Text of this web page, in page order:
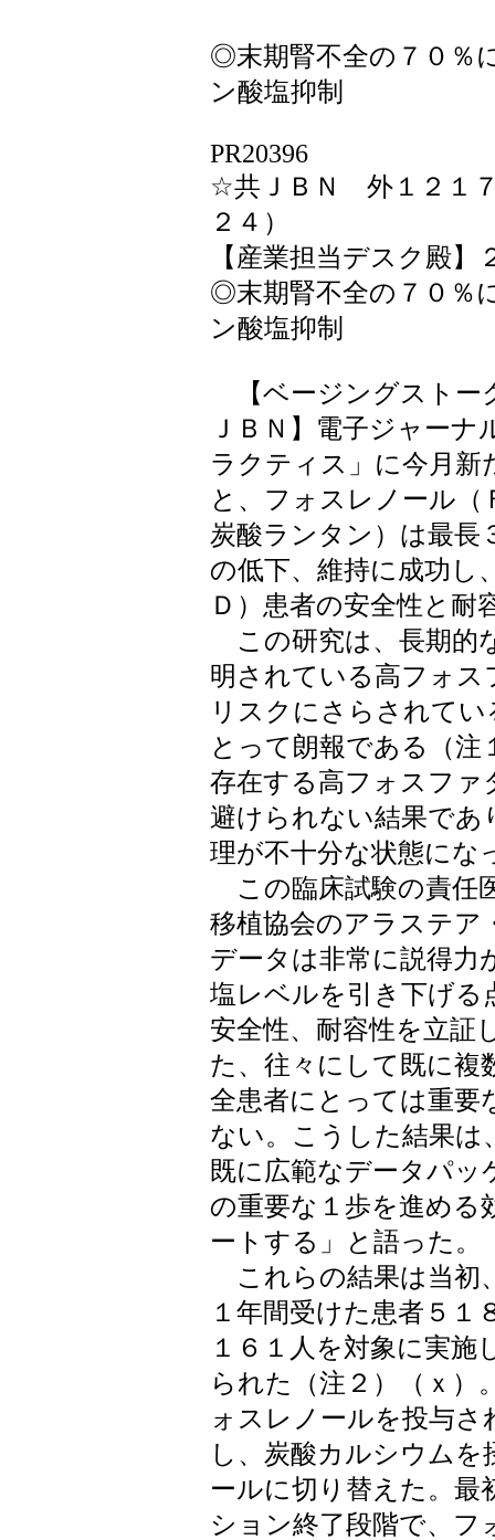
◎末期腎不全の７０
ン酸塩抑制
PR20396
☆共ＪＢＮ 外１２１
２４）
【産業担当デスク殿】
◎末期腎不全の７０
ン酸塩抑制
【ベージングストー
ＪＢＮ】電子ジャー
ラクティス」に今月新
と、フォスレノール（
炭酸ランタン）は最長
の低下、維持に成功し
Ｄ）患者の安全性と耐
この研究は、長期的
明されている高フォス
リスクにさらされて
とって朗報である（注
存在する高フォスファ
避けられない結果であ
理が不十分な状態にな
この臨床試験の責任
移植協会のアラステア
データは非常に説得力
塩レベルを引き下げる
安全性、耐容性を立証
た、往々にして既に複
全患者にとっては重要
ない。こうした結果
既に広範なデータパッ
の重要な１歩を進める
ートする」と語った。
これらの結果は当初
１年間受けた患者５１
１６１人を対象に実
られた（注２）（ｘ
ォスレノールを投与
し、炭酸カルシウム
ールに切り替えた。最
ション終了段階で、フ